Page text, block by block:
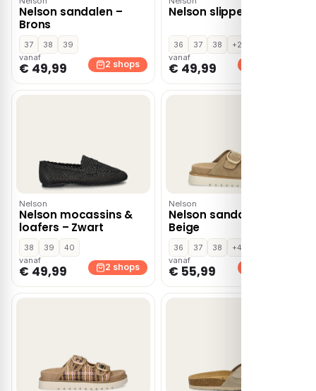
Nelson sandalen –
Brons
37 38
39
vanaf
€ 49,99 2 shops
Nelson slippers – Bruin
36 37 38
+2
vanaf
€ 49,99
Nelson
Nelson mocassins &
loafers – Zwart
38 39
40
vanaf
€ 49,99 2 shops
Nelson
Nelson sandalen –
Beige
36 37 38
+4
vanaf
€ 55,99